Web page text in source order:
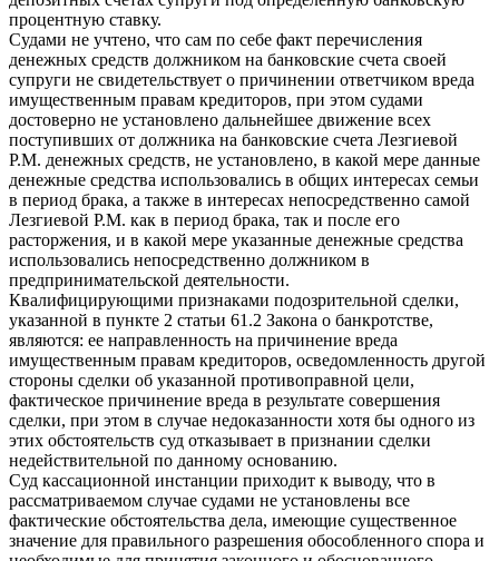
процентную ставку.
Судами не учтено, что сам по себе факт перечисления
денежных средств должником на банковские счета своей
супруги не свидетельствует о причинении ответчиком вреда
имущественным правам кредиторов, при этом судами
достоверно не установлено дальнейшее движение всех
поступивших от должника на банковские счета Лезгиевой
Р.М. денежных средств, не установлено, в какой мере данные
денежные средства использовались в общих интересах семьи
в период брака, а также в интересах непосредственно самой
Лезгиевой Р.М. как в период брака, так и после его
расторжения, и в какой мере указанные денежные средства
использовались непосредственно должником в
предпринимательской деятельности.
Квалифицирующими признаками подозрительной сделки,
указанной в пункте 2 статьи 61.2 Закона о банкротстве,
являются: ее направленность на причинение вреда
имущественным правам кредиторов, осведомленность другой
стороны сделки об указанной противоправной цели,
фактическое причинение вреда в результате совершения
сделки, при этом в случае недоказанности хотя бы одного из
этих обстоятельств суд отказывает в признании сделки
недействительной по данному основанию.
Суд кассационной инстанции приходит к выводу, что в
рассматриваемом случае судами не установлены все
фактические обстоятельства дела, имеющие существенное
значение для правильного разрешения обособленного спора и